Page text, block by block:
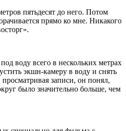
пятьдесят до него. Потом
прямо ко мне. Никакого
воду всего в нескольких метрах
экшн-камеру в воду и снять
записи, он понял,
было значительно больше, чем